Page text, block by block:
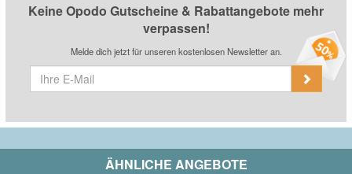
Keine Opodo Gutscheine & Rabattangebote mehr
verpassen!
Melde dich jetzt für unseren kostenlosen Newsletter an.
ÄHNLICHE ANGEBOTE